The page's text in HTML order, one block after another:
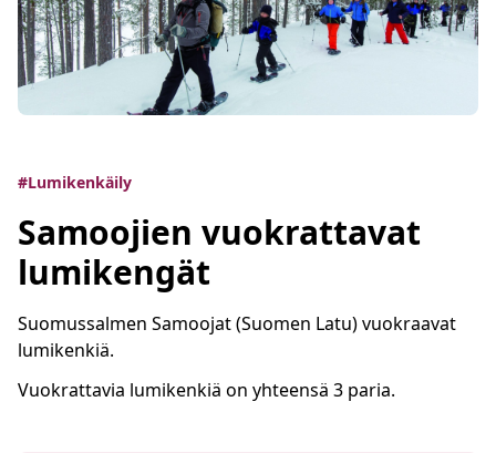
#Lumikenkäily
Samoojien vuokrattavat
lumikengät
Suomussalmen Samoojat (Suomen Latu) vuokraavat
lumikenkiä.
Vuokrattavia lumikenkiä on yhteensä 3 paria.